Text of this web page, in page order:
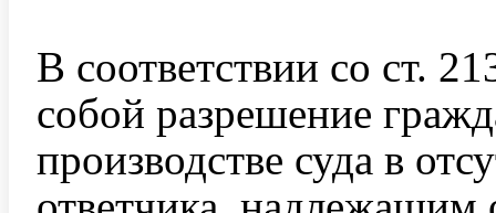
В соответствии со ст.
собой разрешение
производстве суда в